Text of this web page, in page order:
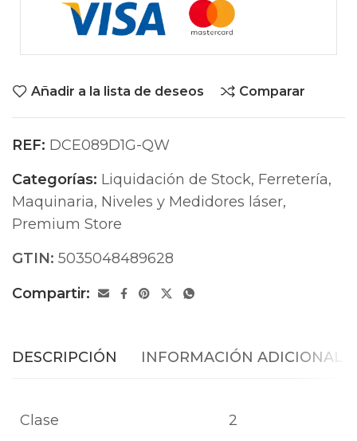
Añadir a la lista de deseos Comparar
REF: DCE089D1G-QW
Categorías: Liquidación de Stock, Ferretería,
Maquinaria, Niveles y Medidores láser,
Premium Store
GTIN: 5035048489628
Compartir:
DESCRIPCIÓN INFORMACIÓN ADICIONAL
Clase 2